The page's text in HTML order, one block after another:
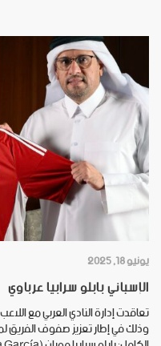
يونيو 18, 2025
الإسباني بابلو سرابيا عرباوي
تعاقدت إدارة النادي العربي مع